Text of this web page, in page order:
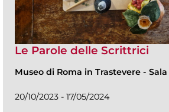
Le Parole delle Scrittrici
Museo di Roma in Trastevere -
20/10/2023 - 17/05/2024